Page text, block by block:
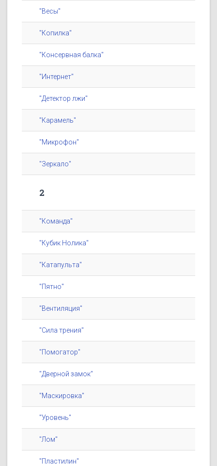
"Весы"
"Копилка"
"Консервная балка"
"Интернет"
"Детектор лжи"
"Карамель"
"Микрофон"
"Зеркало"
2
"Команда"
"Кубик Нолика"
"Катапульта"
"Пятно"
"Вентиляция"
"Сила трения"
"Помогатор"
"Дверной замок"
"Маскировка"
"Уровень"
"Лом"
"Пластилин"